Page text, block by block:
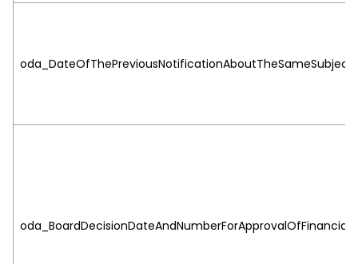
oda_DateOfThePreviousNotificationAboutTheSameSubject|